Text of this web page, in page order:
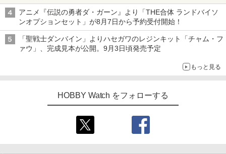
詳細は後日公開予定
アニメ『伝説の勇者ダ・ガーン』より「THE合体 ランドバイソ
ンオプションセット」が8月7日から予約受付開始！
「聖戦士ダンバイン」よりハセガワのレジンキット「チャム・フ
ァウ」、完成見本が公開。9月3日頃発売予定
もっと見る
HOBBY Watch をフォローする